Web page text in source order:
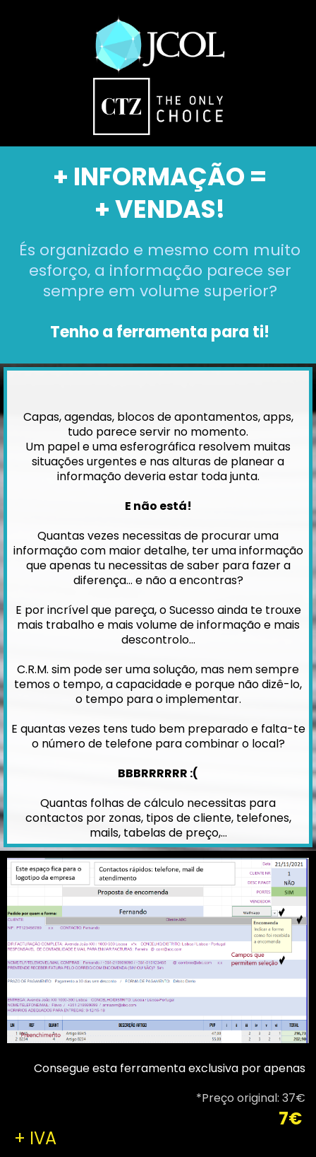
+ INFORMAÇÃO =
+ VENDAS!
És organizado e mesmo com muito
esforço, a informação parece ser
sempre em volume superior?
Tenho a ferramenta para ti!
Capas, agendas, blocos de apontamentos, apps,
tudo parece servir no momento.
Um papel e uma esferográfica resolvem muitas
situações urgentes e nas alturas de planear a
informação deveria estar toda junta.
E não está!
Quantas vezes necessitas de procurar uma
informação com maior detalhe, ter uma informação
que apenas tu necessitas de saber para fazer a
diferença… e não a encontras?
E por incrível que pareça, o Sucesso ainda te trouxe
mais trabalho e mais volume de informação e mais
descontrolo…
C.R.M. sim pode ser uma solução, mas nem sempre
temos o tempo, a capacidade e porque não dizê-lo,
o tempo para o implementar.
E quantas vezes tens tudo bem preparado e falta-te
o número de telefone para combinar o local?
BBBRRRRRR :(
Quantas folhas de cálculo necessitas para
contactos por zonas, tipos de cliente, telefones,
mails, tabelas de preço,…
Consegue esta ferramenta exclusiva por apenas
*Preço original: 37€
7€
+ IVA